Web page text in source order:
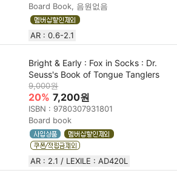
Board Book, 음원없음
AR : 0.6-2.1
Bright & Early : Fox in Socks : Dr.
Seuss's Book of Tongue Tanglers
9,000원
20% 7,200원
ISBN : 9780307931801
Board book
AR : 2.1 / LEXILE : AD420L